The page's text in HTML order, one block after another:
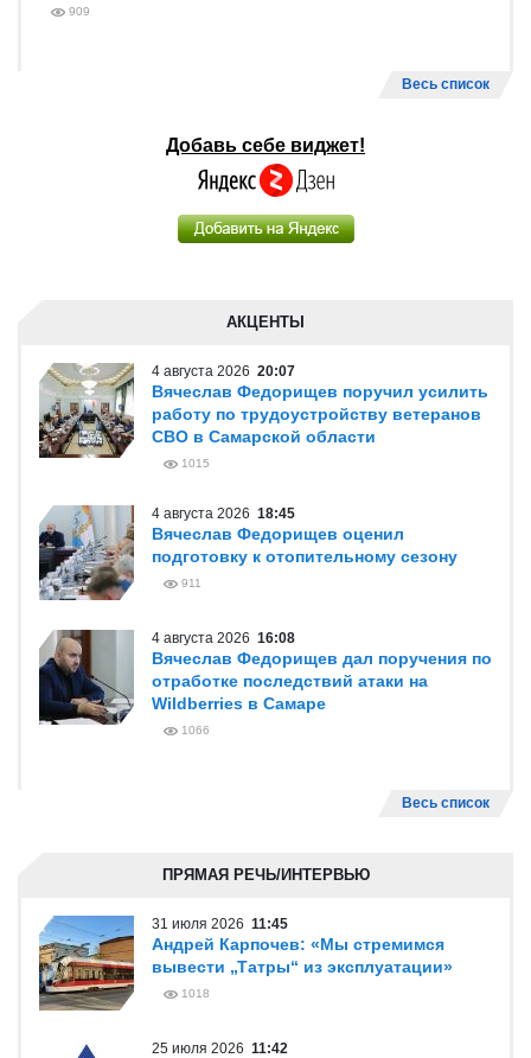
909
Весь список
Добавь себе виджет!
АКЦЕНТЫ
4 августа 2026 20:07
Вячеслав Федорищев поручил усилить
работу по трудоустройству ветеранов
СВО в Самарской области
1015
4 августа 2026 18:45
Вячеслав Федорищев оценил
подготовку к отопительному сезону
911
4 августа 2026 16:08
Вячеслав Федорищев дал поручения по
отработке последствий атаки на
Wildberries в Самаре
1066
Весь список
ПРЯМАЯ РЕЧЬ/ИНТЕРВЬЮ
31 июля 2026 11:45
Андрей Карпочев: «Мы стремимся
вывести „Татры“ из эксплуатации»
1018
25 июля 2026 11:42